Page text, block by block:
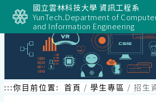
要
國立雲林科技大學 資訊工程系
YunTech.Department of
and Information Engineering
:::你目前位置: 首頁 學生專區 招生